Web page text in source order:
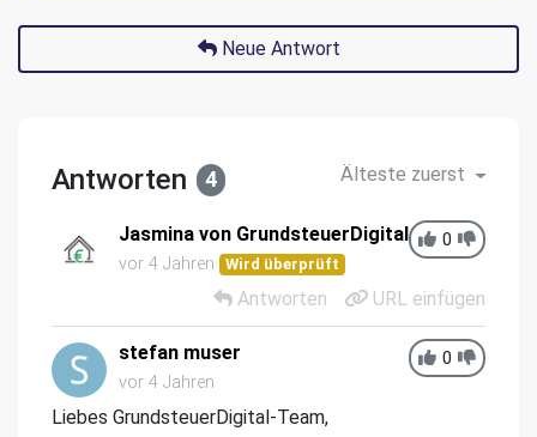
Neue Antwort
Antworten 4 Älteste zuerst
0
Jasmina von GrundsteuerDigital
vor 4 Jahren Wird überprüft
Antworten URL einfügen
0
stefan muser
vor 4 Jahren
Liebes GrundsteuerDigital-Team,